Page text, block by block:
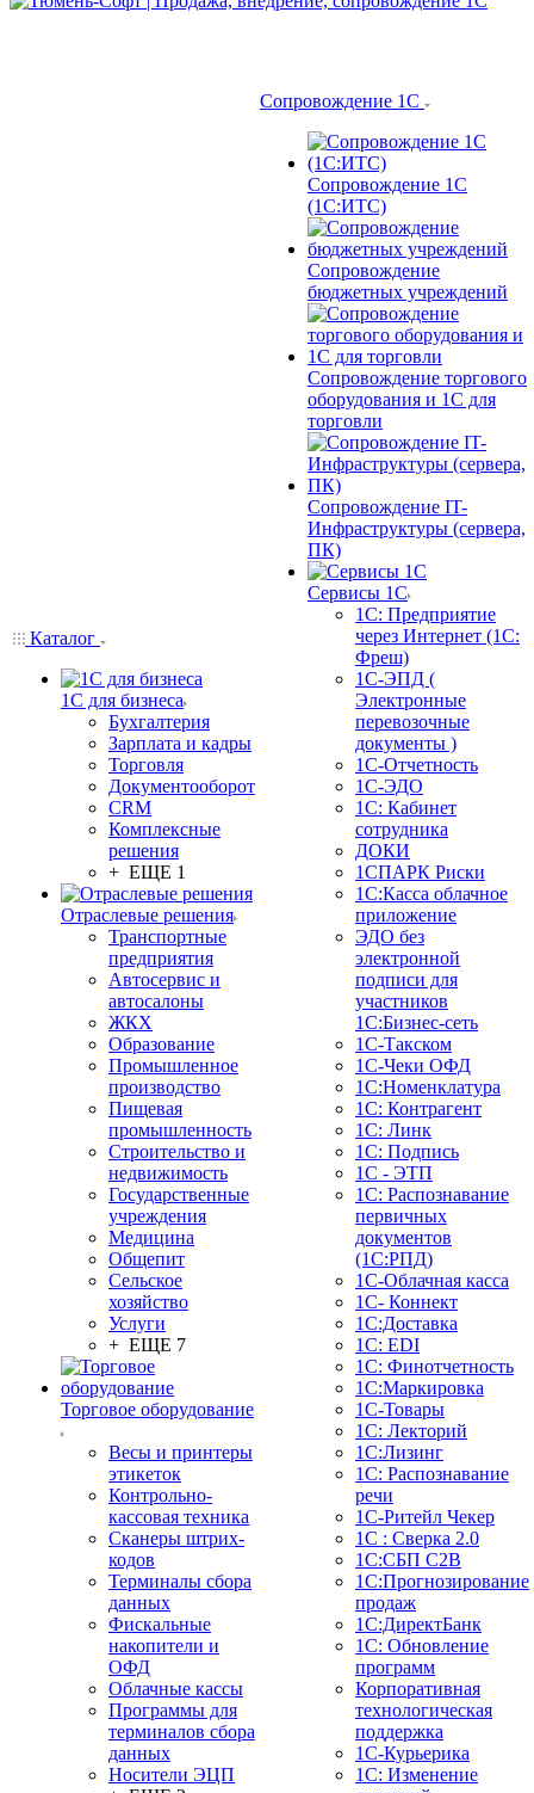
Каталог
1С для бизнеса
Бухгалтерия
Зарплата и кадры
Торговля
Документооборот
CRM
Комплексные
решения
+ ЕЩЕ 1
Отраслевые решения
Транспортные
предприятия
Автосервис и
автосалоны
ЖКХ
Образование
Промышленное
производство
Пищевая
промышленность
Строительство и
недвижимость
Государственные
учреждения
Медицина
Общепит
Сельское
хозяйство
Услуги
+ ЕЩЕ 7
Торговое оборудование
Весы и принтеры
этикеток
Контрольно-
кассовая техника
Сканеры штрих-
кодов
Терминалы сбора
данных
Фискальные
накопители и
ОФД
Облачные кассы
Программы для
терминалов сбора
данных
Носители ЭЦП
Сопровождение 1С
Сопровождение 1С
(1С:ИТС)
Сопровождение
бюджетных учреждений
Сопровождение торгового
оборудования и 1С для
торговли
Сопровождение IT-
Инфраструктуры (сервера,
ПК)
Сервисы 1С
1С: Предприятие
через Интернет (1С:
Фреш)
1С-ЭПД (
Электронные
перевозочные
документы )
1С-Отчетность
1С-ЭДО
1С: Кабинет
сотрудника
ДОКИ
1СПАРК Риски
1С:Касса облачное
приложение
ЭДО без
электронной
подписи для
участников
1С:Бизнес-сеть
1С-Такском
1С-Чеки ОФД
1С:Номенклатура
1С: Контрагент
1С: Линк
1С: Подпись
1С - ЭТП
1С: Распознавание
первичных
документов
(1С:РПД)
1С-Облачная касса
1С- Коннект
1С:Доставка
1С: EDI
1С: Финотчетность
1С:Маркировка
1С-Товары
1С: Лекторий
1С:Лизинг
1С: Распознавание
речи
1C-Ритейл Чекер
1С : Сверка 2.0
1С:СБП C2B
1С:Прогнозирование
продаж
1С:ДиректБанк
1С: Обновление
программ
Корпоративная
технологическая
поддержка
1С-Курьерика
1С: Изменение